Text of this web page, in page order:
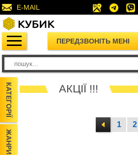
E-MAIL
ПЕРЕДЗВОНІТЬ МЕНІ
КАТЕГОРІЇ
ЖАНРИ
АКЦІЇ !!!
1 2